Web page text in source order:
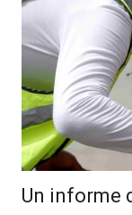
Un informe